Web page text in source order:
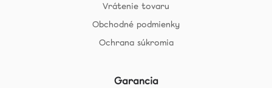
Vrátenie tovaru
Obchodné podmienky
Ochrana súkromia
Garancia